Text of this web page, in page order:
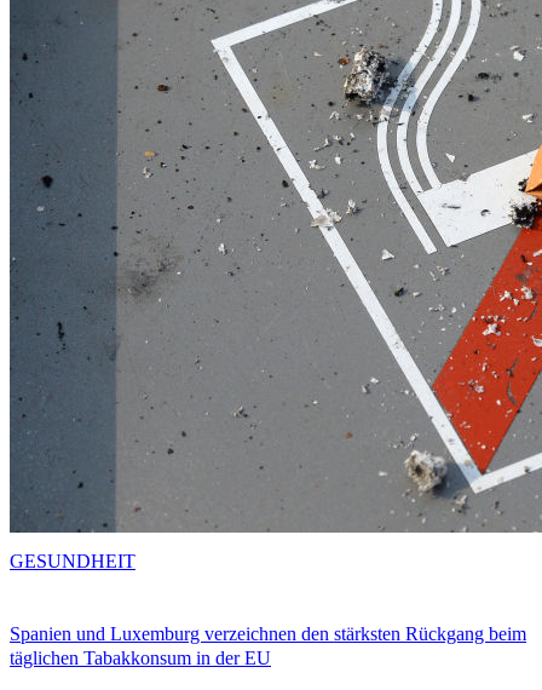
Spanien und Luxemburg verzeichnen den stärksten Rückgang beim
täglichen Tabakkonsum in der EU
GESUNDHEIT